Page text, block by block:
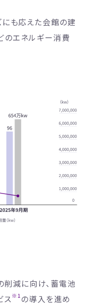
も応えた会館の建
のエネルギー消費
削減に向け、蓄電池
ス※1 の導入を進め